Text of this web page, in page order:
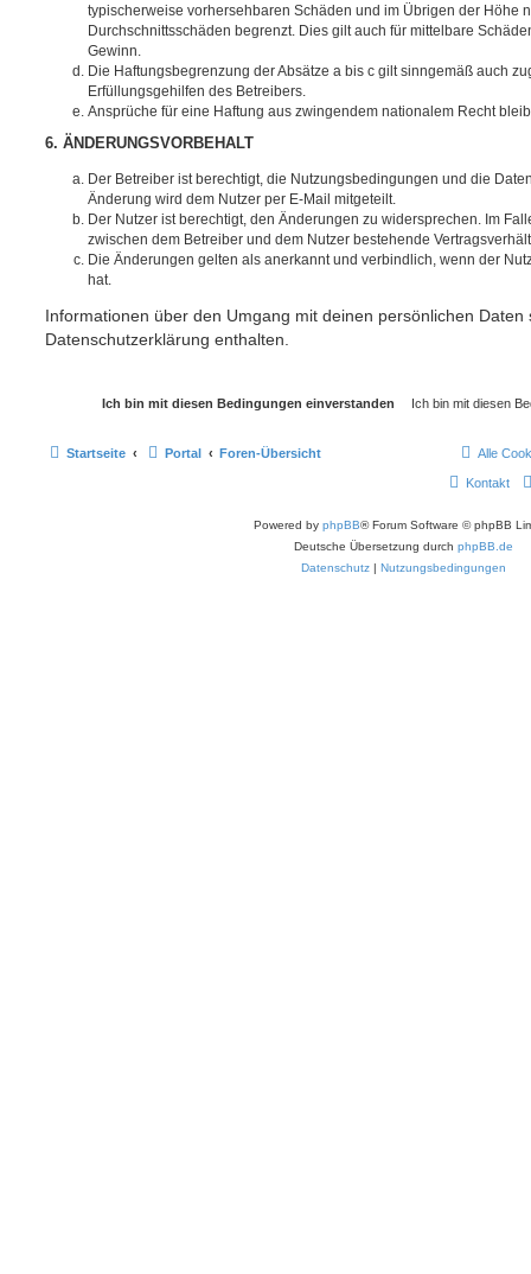
typischerweise vorhersehbaren Schäden und im Übrigen der Höhe
Durchschnittsschäden begrenzt. Dies gilt auch für mittelbare
Gewinn.
Die Haftungsbegrenzung der Absätze a bis c gilt sinngemäß auch
Erfüllungsgehilfen des Betreibers.
Ansprüche für eine Haftung aus zwingendem nationalem Recht
6. ÄNDERUNGSVORBEHALT
Der Betreiber ist berechtigt, die Nutzungsbedingungen und die
Änderung wird dem Nutzer per E-Mail mitgeteilt.
Der Nutzer ist berechtigt, den Änderungen zu widersprechen. Im
zwischen dem Betreiber und dem Nutzer bestehende
Die Änderungen gelten als anerkannt und verbindlich, wenn der
hat.
Informationen über den Umgang mit deinen persönlichen Daten
Datenschutzerklärung enthalten.
Startseite Portal Foren-Übersicht Alle
Kontakt
Powered by phpBB® Forum Software © phpBB
Deutsche Übersetzung durch phpBB.de
Datenschutz | Nutzungsbedingungen